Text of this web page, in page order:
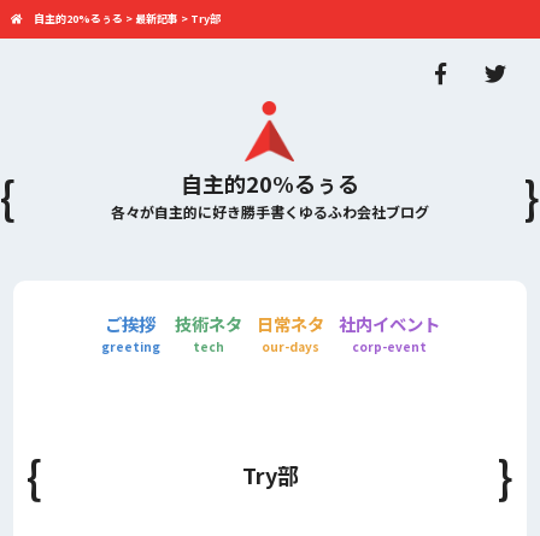
自主的20%るぅる
各々が自主的に好き勝手書くゆるふわ会社ブログ
自主的20%るぅる > 最新記事 > Try部
ご挨拶
greeting
技術ネタ
tech
日常ネタ
our-days
社内イベント
corp-event
Try部